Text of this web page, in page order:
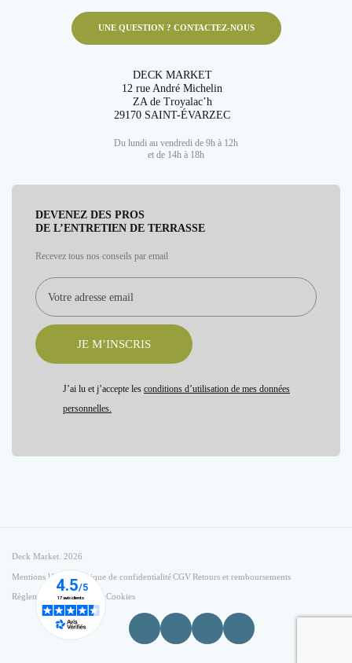
UNE QUESTION ? CONTACTEZ-NOUS
DECK MARKET
12 rue André Michelin
ZA de Troyalac’h
29170 SAINT-ÉVARZEC
Du lundi au vendredi de 9h à 12h
et de 14h à 18h
DEVENEZ DES PROS
DE L’ENTRETIEN DE TERRASSE
Recevez tous nos conseils par email
JE M’INSCRIS
J’ai lu et j’accepte les conditions d’utilisation de mes données
personnelles.
Deck Market. 2026
Mentions légales Politique de confidentialitéCGVRetours et remboursements
Règlement - jeu concoursCookies